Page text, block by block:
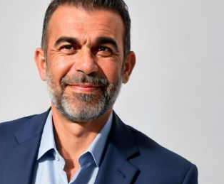
sunt, prin natura lor, spații apropiate
de pereți care nu pot fi făcuți
motive practice și economice.
din camera de sus sau din coridorul
una dintre cele mai frecvente
de oaspeți în recenziile online,
altfel apreciate pentru servicii și
ori, oaspeții nu identifică pardoseala
a problemei, ci descriu simplu senzația
sau agitat.